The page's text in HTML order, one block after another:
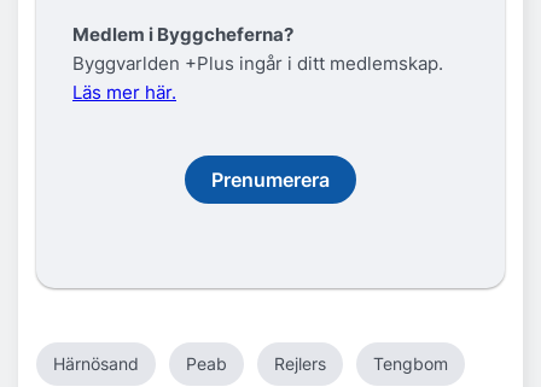
Medlem i Byggcheferna?
Byggvarlden +Plus ingår i ditt medlemskap.
Läs mer här.
Prenumerera
Härnösand Peab Rejlers Tengbom